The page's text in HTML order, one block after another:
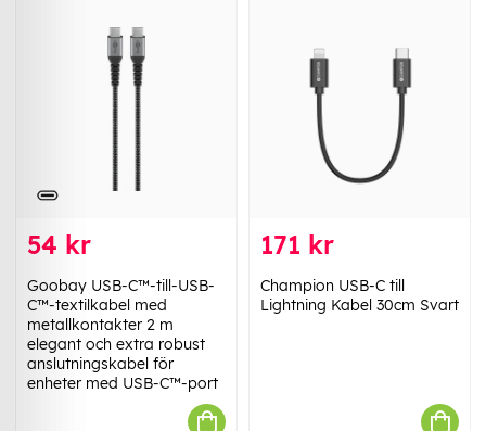
54 kr
Goobay USB-C™-till-USB-
C™-textilkabel med
metallkontakter 2 m
elegant och extra robust
anslutningskabel för
enheter med USB-C™-port
171 kr
Champion USB-C till
Lightning Kabel 30cm Svart